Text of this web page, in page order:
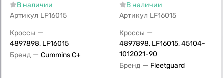
В наличии
Артикул LF16015
Кроссы —
4897898, LF16015
Бренд — Cummins C+
В наличии
Артикул LF16015
Кроссы —
4897898, LF16015, 45104-
1012021-90
Бренд — Fleetguard